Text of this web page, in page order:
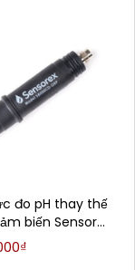
đo pH thay thế
biến Sensorex
(0-14pH)